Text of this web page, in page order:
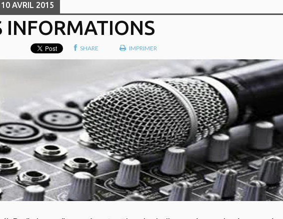
10 AVRIL 2015
INFORMATIONS
SHARE IMPRIMER